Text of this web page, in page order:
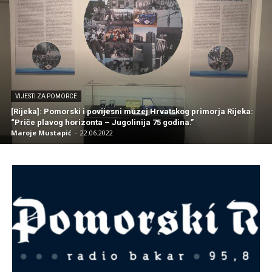
VIJESTI ZA POMORCE
[Rijeka]: Pomorski i povijesni muzej Hrvatskog primorja Rijeka:
“Priče plavog horizonta – Jugolinija 75 godina.”
Maroje Mustapić - 22.06.2022